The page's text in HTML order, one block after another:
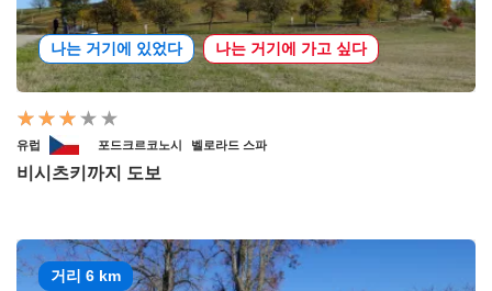
나는 거기에 있었다 나는 거기에 가고 싶다
유럽 포드크르코노시 벨로라드 스파
비시츠키까지 도보
거리 6 km